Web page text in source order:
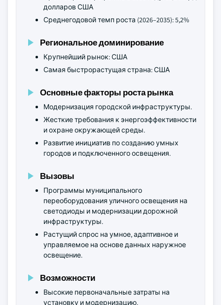
долларов США
Среднегодовой темп роста (2026–2035): 5,2%
Региональное доминирование
Крупнейший рынок: США
Самая быстрорастущая страна: США
Основные факторы роста рынка
Модернизация городской инфраструктуры.
Жесткие требования к энергоэффективности
и охране окружающей среды.
Развитие инициатив по созданию умных
городов и подключенного освещения.
Вызовы
Программы муниципального
переоборудования уличного освещения на
светодиоды и модернизации дорожной
инфраструктуры.
Растущий спрос на умное, адаптивное и
управляемое на основе данных наружное
освещение.
Возможности
Высокие первоначальные затраты на
установку и модернизацию.